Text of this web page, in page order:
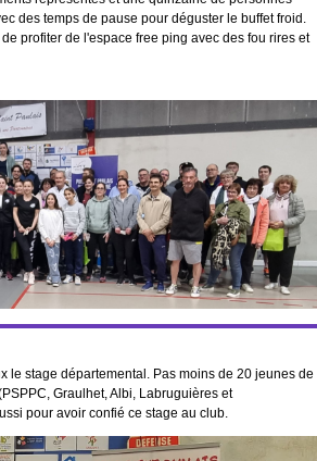
des temps de pause pour déguster le buffet froid.
profiter de l'espace free ping avec des fou rires et
le stage départemental. Pas moins de 20 jeunes de
Graulhet, Albi, Labruguières et
pour avoir confié ce stage au club.